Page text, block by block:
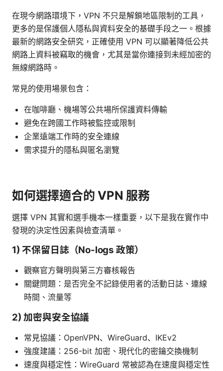
在現今網路環境下，VPN 不只是解鎖地區限制的工具，
更多的是保護個人隱私與資料安全的基礎手段之一。根據
最新的網路安全研究，正確使用 VPN 可以顯著降低公共
網路上資料被竊取的機會，尤其是當你連接到未經加密的
無線網路時。
常見的使用場景包含：
在咖啡廳、機場等公共場所保護資料傳輸
避免在跨國工作時被監控或限制
企業遠端工作時的安全連線
需求提升的隱私與匿名瀏覽
如何選擇適合的 VPN 服務
選擇 VPN 其實和選手機本一樣重要，以下是我在實作中
發現的決定性因素與檢查清單。
1) 不保留日誌（No-logs 政策）
觀察官方聲明與第三方審核報告
關鍵問題：是否完全不記錄使用者的活動日誌、連線
時間、流量等
2) 加密與安全協議
常見協議：OpenVPN、WireGuard、IKEv2
強度建議：256-bit 加密、現代化的密鑰交換機制
速度與穩定性：WireGuard 常被認為在速度與穩定性